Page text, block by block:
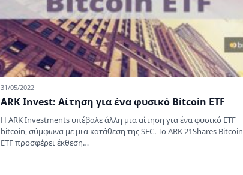
31/05/2022
ARK Invest: Αίτηση για ένα φυσικό Bitcoin ETF
Η ARK Investments υπέβαλε άλλη μια αίτηση για ένα φυσικό ETF
bitcoin, σύμφωνα με μια κατάθεση της SEC. Το ARK 21Shares Bitcoin
ETF προσφέρει έκθεση…